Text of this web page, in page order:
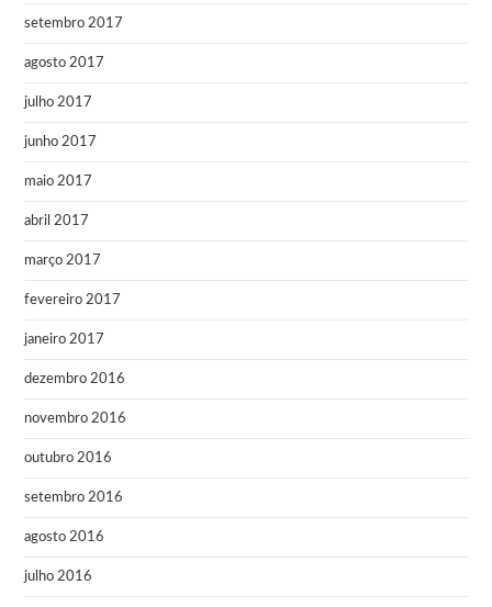
setembro 2017
agosto 2017
julho 2017
junho 2017
maio 2017
abril 2017
março 2017
fevereiro 2017
janeiro 2017
dezembro 2016
novembro 2016
outubro 2016
setembro 2016
agosto 2016
julho 2016